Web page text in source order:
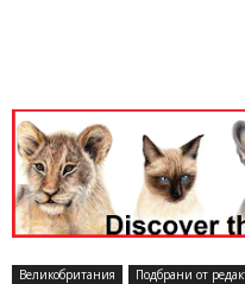
Великобритания Подбрани от